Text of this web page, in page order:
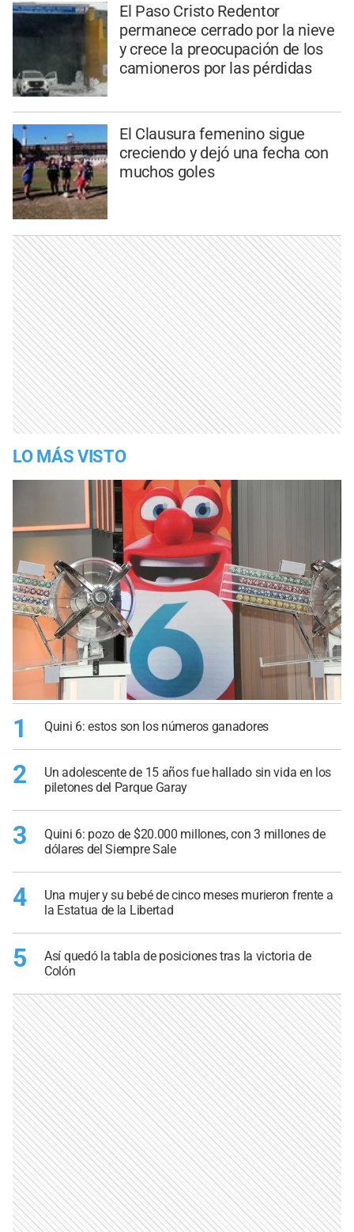
El Paso Cristo Redentor
permanece cerrado por la nieve
y crece la preocupación de los
camioneros por las pérdidas
El Clausura femenino sigue
creciendo y dejó una fecha con
muchos goles
LO MÁS VISTO
1 Quini 6: estos son los números ganadores
2
Un adolescente de 15 años fue hallado sin vida en los
piletones del Parque Garay
3
Quini 6: pozo de $20.000 millones, con 3 millones de
dólares del Siempre Sale
4
Una mujer y su bebé de cinco meses murieron frente a
la Estatua de la Libertad
5
Así quedó la tabla de posiciones tras la victoria de
Colón